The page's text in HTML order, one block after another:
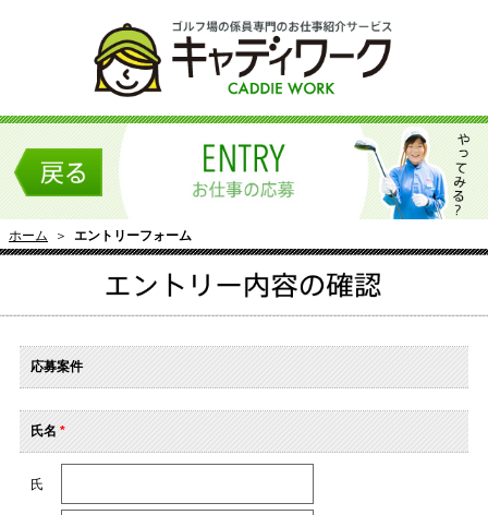
ホーム ＞ エントリーフォーム
応募案件
氏名 *
氏